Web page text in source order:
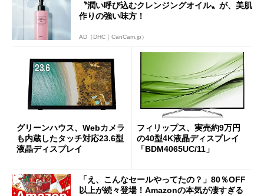
〝潤い呼び込むクレンジングオイル〟が、美肌
作りの強い味方！
AD（DHC｜CanCam.jp）
グリーンハウス、Webカメラ
も内蔵したタッチ対応23.6型
液晶ディスプレイ
フィリップス、実売約9万円
の40型4K液晶ディスプレイ
「BDM4065UC/11」
「え、こんなセールやってたの？」80％OFF
以上が続々登場！Amazonの本気が凄すぎる